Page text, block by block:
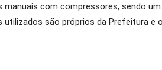
manuais com compressores, sendo
utilizados são próprios da Prefeitura e